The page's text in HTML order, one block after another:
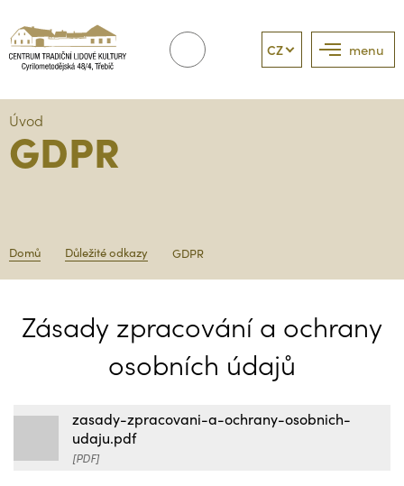
menu
CZ
Úvod
GDPR
Domů Důležité odkazy GDPR
Zásady zpracování a ochrany
osobních údajů
zasady-zpracovani-a-ochrany-osobnich-
udaju.pdf
[PDF]